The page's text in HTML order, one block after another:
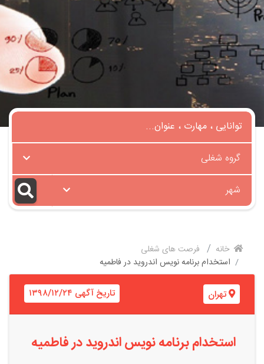
گروه شغلی
شهر
خانه
فرصت های شغلی
استخدام برنامه نویس اندروید در فاطمیه
تهران تاریخ آگهی ۱۳۹۸/۱۲/۲۴
استخدام برنامه نویس اندروید در فاطمیه